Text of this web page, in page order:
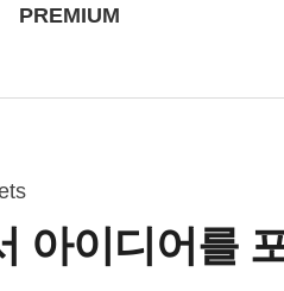
PREMIUM
아이디어를